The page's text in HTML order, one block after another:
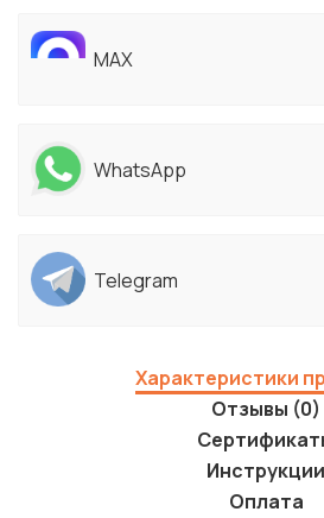
MAX
WhatsApp
Telegram
Характеристики
Отзывы (0)
Инструкции
Оплата